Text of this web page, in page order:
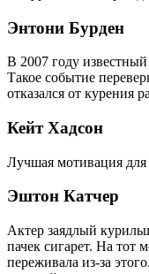
Энтони Бурден
В 2007 году
Такое событие
отказался от курения
Кейт Хадсон
Лучшая мотивация для
Эштон Катчер
Актер заядлый
пачек сигарет. На тот
переживала из-за